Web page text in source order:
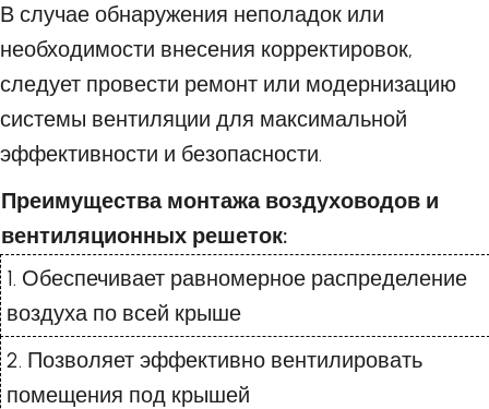
В случае обнаружения неполадок или
необходимости внесения корректировок,
следует провести ремонт или модернизацию
системы вентиляции для максимальной
эффективности и безопасности.
Преимущества монтажа воздуховодов и
вентиляционных решеток:
1. Обеспечивает равномерное распределение
воздуха по всей крыше
2. Позволяет эффективно вентилировать
помещения под крышей